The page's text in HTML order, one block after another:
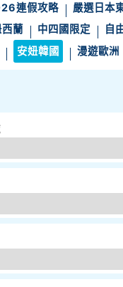
連假攻略 嚴選日本
西蘭
中四國限定
自
安妞韓國
漫遊歐洲